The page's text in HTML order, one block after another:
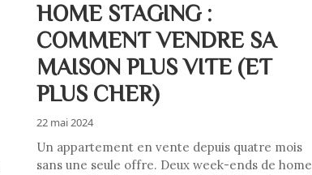
HOME STAGING :
COMMENT VENDRE SA
MAISON PLUS VITE (ET
PLUS CHER)
22 mai 2024
Un appartement en vente depuis quatre mois
sans une seule offre. Deux week-ends de home